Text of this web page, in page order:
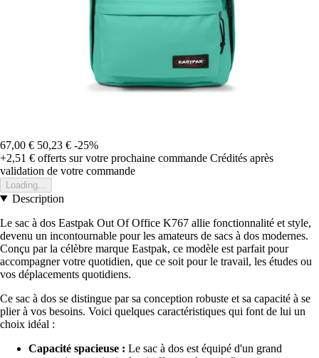
67,00 € 50,23 € -25%
+2,51 € offerts sur votre prochaine commande Crédités après
validation de votre commande
Loading...
Description
Le sac à dos Eastpak Out Of Office K767 allie fonctionnalité et style,
devenu un incontournable pour les amateurs de sacs à dos modernes.
Conçu par la célèbre marque Eastpak, ce modèle est parfait pour
accompagner votre quotidien, que ce soit pour le travail, les études ou
vos déplacements quotidiens.
Ce sac à dos se distingue par sa conception robuste et sa capacité à se
plier à vos besoins. Voici quelques caractéristiques qui font de lui un
choix idéal :
Capacité spacieuse : Le sac à dos est équipé d'un grand